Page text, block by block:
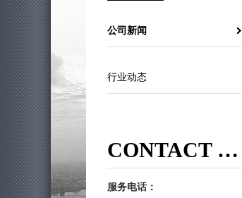
公司新闻
行业动态
CONTACT US
服务电话：